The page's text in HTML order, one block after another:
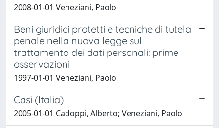
2008-01-01 Veneziani, Paolo
Beni giuridici protetti e tecniche di tutela
penale nella nuova legge sul
trattamento dei dati personali: prime
osservazioni
1997-01-01 Veneziani, Paolo
Casi (Italia)
2005-01-01 Cadoppi, Alberto; Veneziani, Paolo